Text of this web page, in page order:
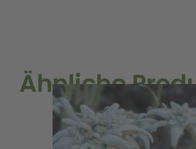
Ähnliche